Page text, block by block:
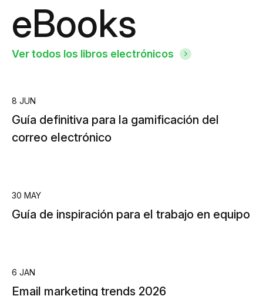
eBooks
Ver todos los libros electrónicos
8 JUN
Guía definitiva para la gamificación del
correo electrónico
30 MAY
Guía de inspiración para el trabajo en equipo
6 JAN
Email marketing trends 2026